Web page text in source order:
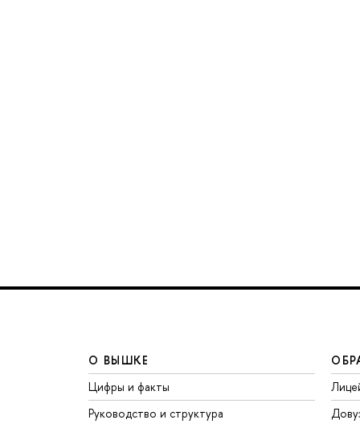
О ВЫШКЕ
Цифры и факты
Руководство и структура